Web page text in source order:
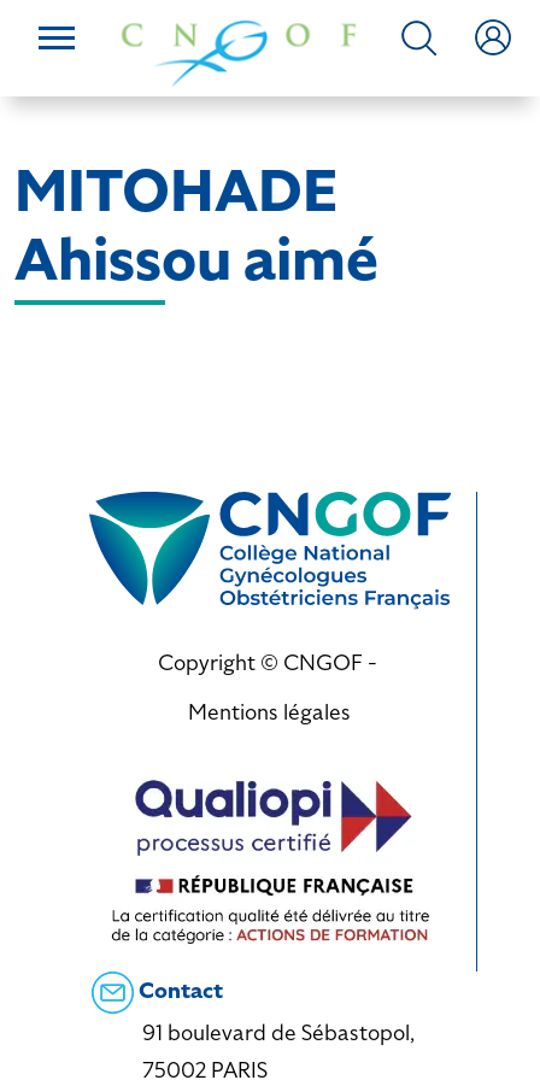
MITOHADE
Ahissou aimé
Copyright © CNGOF -
Mentions légales
Contact
91 boulevard de Sébastopol,
75002 PARIS